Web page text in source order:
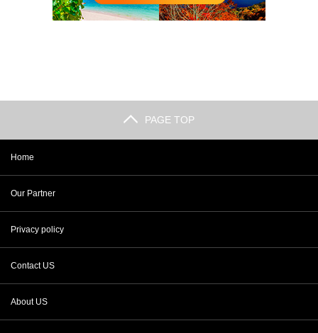
PAGE TOP
Home
Our Partner
Privacy policy
Contact US
About US